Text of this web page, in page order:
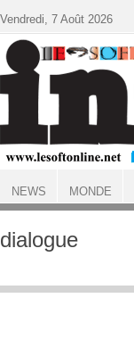
ACCUEIL
dialogue
Vendredi, 7 Août 2026
NEWS MONDE